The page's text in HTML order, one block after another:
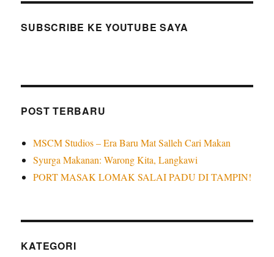
SUBSCRIBE KE YOUTUBE SAYA
POST TERBARU
MSCM Studios – Era Baru Mat Salleh Cari Makan
Syurga Makanan: Warong Kita, Langkawi
PORT MASAK LOMAK SALAI PADU DI TAMPIN!
KATEGORI